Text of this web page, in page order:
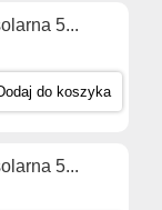
5...
do koszyka
5...